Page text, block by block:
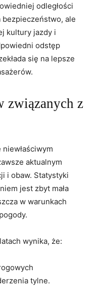
odległości
ale
kultury jazdy ⁣i
odstęp
się na lepsze
związanych ‍z
‌aktualnym
i obaw. Statystyki​
jest‌ zbyt mała
w‌ warunkach
wynika, że:
tylne.